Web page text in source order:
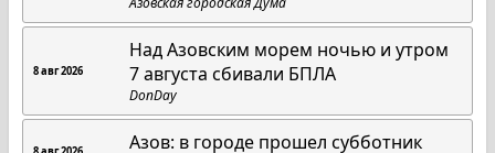
8 авг 2026
Над Азовским морем ночью и утром
7 августа сбивали БПЛА
DonDay
Азов: в городе прошел субботник